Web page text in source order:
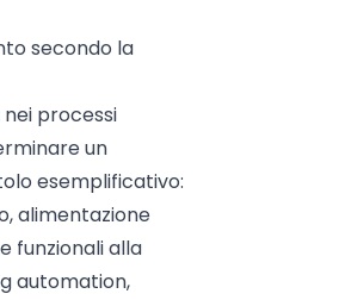
secondo la
processi
un
esemplificativo:
alimentazione
funzionali alla
automation,